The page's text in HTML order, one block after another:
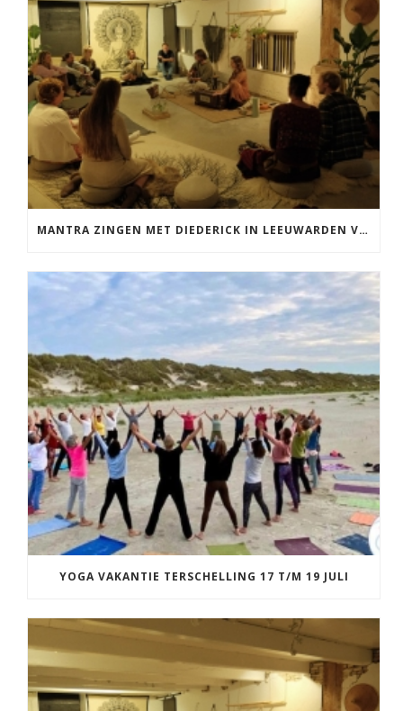
MANTRA ZINGEN MET DIEDERICK IN LEEUWARDEN VRIJDAG 12 JUNI KIRTAN
YOGA VAKANTIE TERSCHELLING 17 T/M 19 JULI